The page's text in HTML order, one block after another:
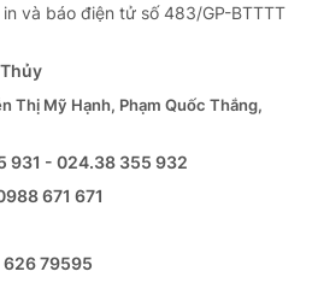
và báo điện tử số 483/GP-BTTTT
Thị Mỹ Hạnh, Phạm Quốc Thắng,
931 - 024.38 355 932
671 671
79595